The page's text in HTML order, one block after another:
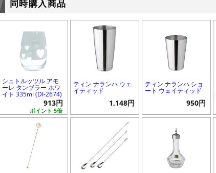
同時購入商品
シュトルッツル アモ
ーレ タンブラー ホワ
イト 335ml (DI-2674)
ポイント 5倍
913円
ティン ナランハ ウェ
イティッド
1,148円
ティン ナランハ ショ
ート ウェイティッド
950円